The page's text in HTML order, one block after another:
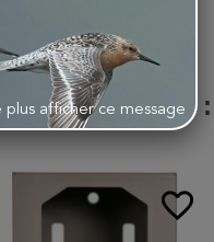
ACHETÉ CE
ACHETÉ :
favorite_border
plus afficher ce message